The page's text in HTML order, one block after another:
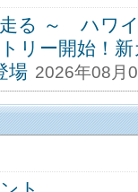
る ～ ハワ
リー開始！
場 2026年08月